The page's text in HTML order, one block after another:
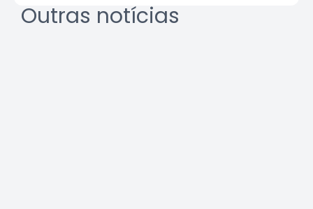
Outras notícias